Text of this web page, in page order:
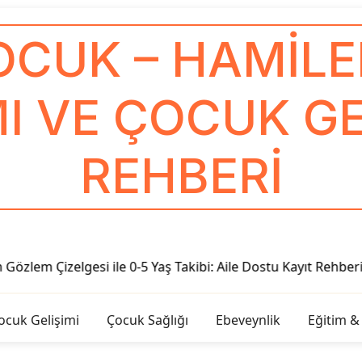
–
VE ÇOCUK
REHBERI
0-5 Yaş Takibi: Aile Dostu Kayıt Rehberi
Gelişimi Çocuk Sağlığı Ebeveynlik Eğitim